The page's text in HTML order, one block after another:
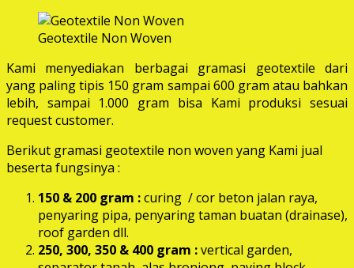
Geotextile Non Woven
Kami menyediakan berbagai gramasi geotextile dari
yang paling tipis 150 gram sampai 600 gram atau bahkan
lebih, sampai 1.000 gram bisa Kami produksi sesuai
request customer.
Berikut gramasi geotextile non woven yang Kami jual
beserta fungsinya :
150 & 200 gram :curing / cor beton jalan raya,
penyaring pipa, penyaring taman buatan (drainase),
roof garden dll.
250, 300, 350 & 400 gram :vertical garden,